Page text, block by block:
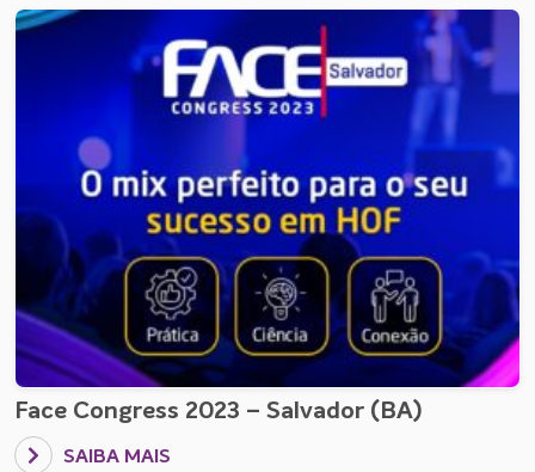
Face Congress 2023 – Salvador (BA)
SAIBA MAIS